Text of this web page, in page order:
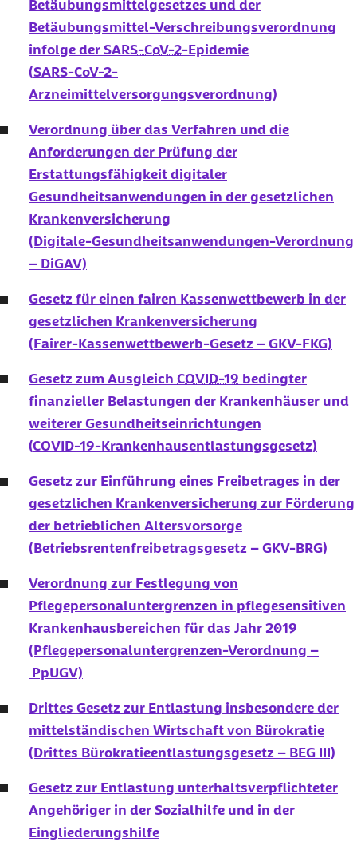
Betäubungsmittelgesetzes und der
Betäubungsmittel-Verschreibungsverordnung
infolge der SARS-CoV-2-Epidemie
(SARS-CoV-2-
Arzneimittelversorgungsverordnung)
Verordnung über das Verfahren und die
Anforderungen der Prüfung der
Erstattungsfähigkeit digitaler
Gesundheitsanwendungen in der gesetzlichen
Krankenversicherung
(Digitale-Gesundheitsanwendungen-Verordnung
– DiGAV)
Gesetz für einen fairen Kassenwettbewerb in der
gesetzlichen Krankenversicherung
(Fairer-Kassenwettbewerb-Gesetz – GKV-FKG)
Gesetz zum Ausgleich COVID-19 bedingter
finanzieller Belastungen der Krankenhäuser und
weiterer Gesundheitseinrichtungen
(COVID-19-Krankenhausentlastungsgesetz)
Gesetz zur Einführung eines Freibetrages in der
gesetzlichen Krankenversicherung zur Förderung
der betrieblichen Altersvorsorge
(Betriebsrentenfreibetragsgesetz – GKV-BRG)
Verordnung zur Festlegung von
Pflegepersonaluntergrenzen in pflegesensitiven
Krankenhausbereichen für das Jahr 2019
(Pflegepersonaluntergrenzen-Verordnung –
PpUGV)
Drittes Gesetz zur Entlastung insbesondere der
mittelständischen Wirtschaft von Bürokratie
(Drittes Bürokratieentlastungsgesetz – BEG III)
Gesetz zur Entlastung unterhaltsverpflichteter
Angehöriger in der Sozialhilfe und in der
Eingliederungshilfe